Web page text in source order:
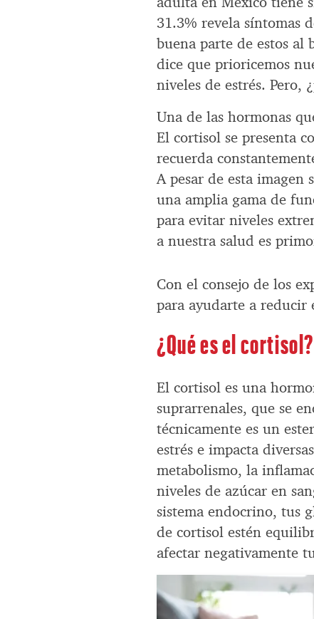
31.3% revela síntomas
buena parte de estos al
dice que prioricemos
niveles de estrés. Pero,
Una de las hormonas
El cortisol se presenta
recuerda
A pesar de esta imagen
una amplia gama de
para evitar niveles
a nuestra salud es
Con el consejo de los
para ayudarte a reducir
¿Qué es el cortisol?
El cortisol es una
suprarrenales, que se
técnicamente es un
estrés e impacta
metabolismo, la
niveles de azúcar en
sistema endocrino, tus
de cortisol estén
afectar negativamente